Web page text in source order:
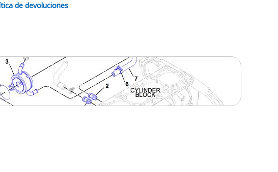
de devoluciones